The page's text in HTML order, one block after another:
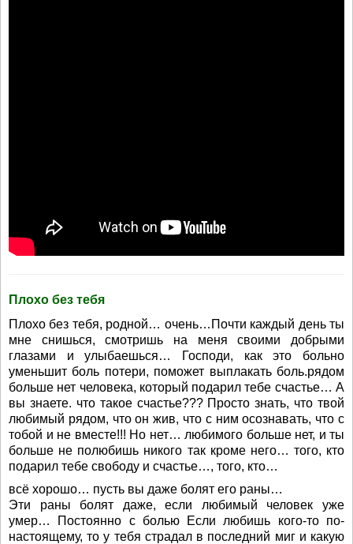
Плохо без тебя
Плохо без тебя, родной… очень…Почти каждый день ты
мне снишься, смотришь на меня своими добрыми
глазами и улыбаешься… Господи, как это больно
уменьшит боль потери, поможет выплакать боль.рядом
больше нет человека, который подарил тебе счастье… А
вы знаете. что такое счастье??? Просто знать, что твой
любимый рядом, что он жив, что с ним осознавать, что с
тобой и не вместе!!! Но нет… любимого больше нет, и ты
больше не полюбишь никого так кроме него… того, кто
подарил тебе свободу и счастье…, того, кто…
всё хорошо… пусть вы даже болят его раны…
Эти раны болят даже, если любимый человек уже
умер… Постоянно с болью Если любишь кого-то по-
настоящему, то у тебя страдал в последний миг и какую